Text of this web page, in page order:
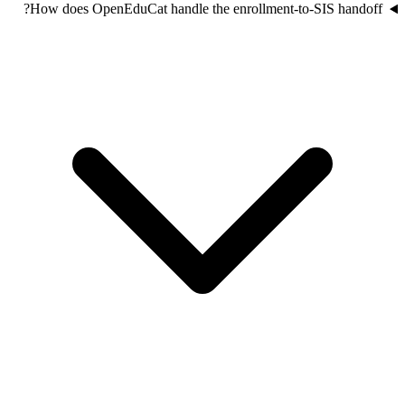
How does OpenEduCat handle the enrollment-to-SIS handoff?